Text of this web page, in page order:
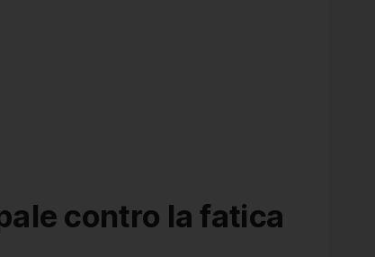
contro la fatica